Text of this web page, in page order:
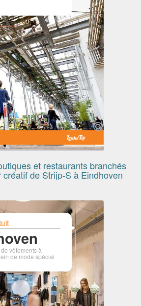
et restaurants branchés
de Strijp-S à Eindhoven
vêtements à
de mode spécial